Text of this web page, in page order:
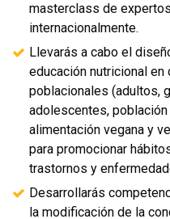
masterclass de
internacionalmente.
Llevarás a cabo el
educación nutricional
poblacionales (adultos,
adolescentes,
alimentación vegana y
para promocionar
trastornos y
Desarrollarás
la modificación de la